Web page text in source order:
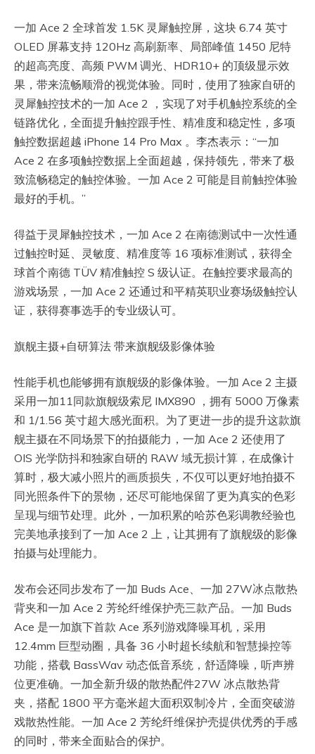
一加 Ace 2 全球首发 1.5K 灵犀触控屏，这块 6.74 英寸
OLED 屏幕支持 120Hz 高刷新率、局部峰值 1450 尼特
的超高亮度、高频 PWM 调光、HDR10+ 的顶级显示效
果，带来流畅顺滑的视觉体验。同时，使用了独家自研的
灵犀触控技术的一加 Ace 2 ，实现了对手机触控系统的全
链路优化，全面提升触控跟手性、精准度和稳定性，多项
触控数据超越 iPhone 14 Pro Max 。李杰表示：“一加
Ace 2 在多项触控数据上全面超越，保持领先，带来了极
致流畅稳定的触控体验。一加 Ace 2 可能是目前触控体验
最好的手机。”
得益于灵犀触控技术，一加 Ace 2 在南德测试中一次性通
过触控时延、灵敏度、精准度等 16 项标准测试，获得全
球首个南德 TÜV 精准触控 S 级认证。在触控要求最高的
游戏场景，一加 Ace 2 还通过和平精英职业赛场级触控认
证，获得赛事选手的专业级认可。
旗舰主摄+自研算法 带来旗舰级影像体验
性能手机也能够拥有旗舰级的影像体验。一加 Ace 2 主摄
采用一加11同款旗舰级索尼 IMX890 ，拥有 5000 万像素
和 1/1.56 英寸超大感光面积。为了更进一步的提升这款旗
舰主摄在不同场景下的拍摄能力，一加 Ace 2 还使用了
OIS 光学防抖和独家自研的 RAW 域无损计算，在成像计
算时，极大减小照片的画质损失，不仅可以更好地拍摄不
同光照条件下的景物，还尽可能地保留了更为真实的色彩
呈现与细节处理。此外，一加积累的哈苏色彩调教经验也
完美地承接到了一加 Ace 2 上，让其拥有了旗舰级的影像
拍摄与处理能力。
发布会还同步发布了一加 Buds Ace、一加 27W冰点散热
背夹和一加 Ace 2 芳纶纤维保护壳三款产品。一加 Buds
Ace 是一加旗下首款 Ace 系列游戏降噪耳机，采用
12.4mm 巨型动圈，具备 36 小时超长续航和智慧操控等
功能，搭载 BassWav 动态低音系统，舒适降噪，听声辨
位更准确。一加全新升级的散热配件27W 冰点散热背
夹，搭配 1800 平方毫米超大面积双制冷片，全面突破游
戏散热性能。一加 Ace 2 芳纶纤维保护壳提供优秀的手感
的同时，带来全面贴合的保护。